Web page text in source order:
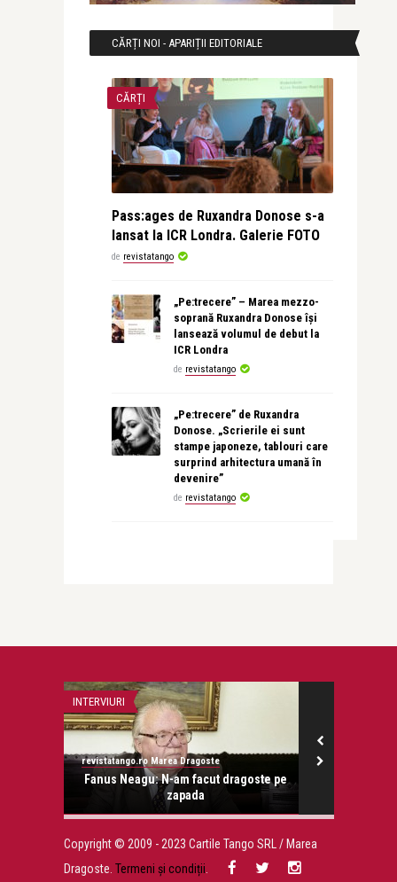
CĂRȚI NOI - APARIȚII EDITORIALE
CĂRȚI
Pass:ages de Ruxandra Donose s-a
lansat la ICR Londra. Galerie FOTO
de revistatango
„Pe:trecere” – Marea mezzo-
soprană Ruxandra Donose își
lansează volumul de debut la
ICR Londra
de revistatango
„Pe:trecere” de Ruxandra
Donose. „Scrierile ei sunt
stampe japoneze, tablouri care
surprind arhitectura umană în
devenire”
de revistatango
INTERVIURI
revistatango.ro Marea Dragoste
Fanus Neagu: N-am facut dragoste pe
zapada
Copyright © 2009 - 2023 Cartile Tango SRL / Marea
Dragoste. Termeni și condiții.